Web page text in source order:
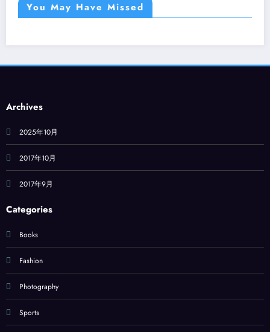
You May Have Missed
Archives
2025年10月
2017年10月
2017年9月
Categories
Books
Fashion
Photography
Sports